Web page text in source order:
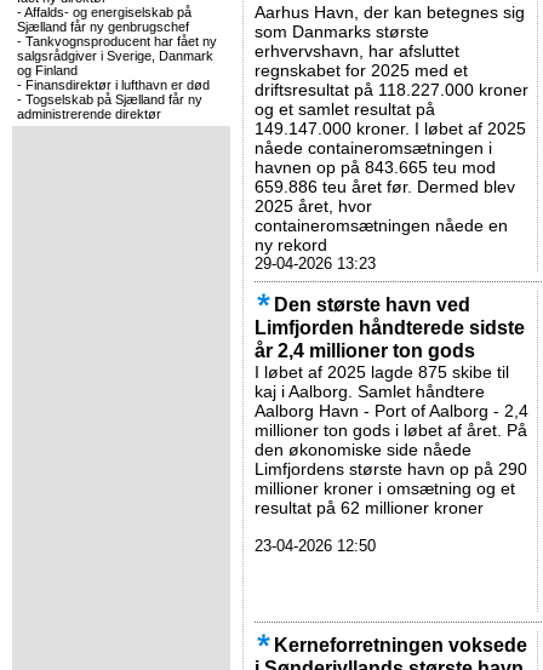
-Affalds- og energiselskab på
Sjælland får ny genbrugschef
- Tankvognsproducent har fået ny
salgsrådgiver i Sverige, Danmark
og Finland
- Finansdirektør i lufthavn er død
- Togselskab på Sjælland får ny
administrerende direktør
Aarhus Havn, der kan betegnes sig
som Danmarks største
erhvervshavn, har afsluttet
regnskabet for 2025 med et
driftsresultat på 118.227.000 kroner
og et samlet resultat på
149.147.000 kroner. I løbet af 2025
nåede containeromsætningen i
havnen op på 843.665 teu mod
659.886 teu året før. Dermed blev
2025 året, hvor
containeromsætningen nåede en
ny rekord
29-04-2026 13:23
Den største havn ved
Limfjorden håndterede sidste
år 2,4 millioner ton gods
I løbet af 2025 lagde 875 skibe til
kaj i Aalborg. Samlet håndtere
Aalborg Havn - Port of Aalborg - 2,4
millioner ton gods i løbet af året. På
den økonomiske side nåede
Limfjordens største havn op på 290
millioner kroner i omsætning og et
resultat på 62 millioner kroner
23-04-2026 12:50
Kerneforretningen voksede